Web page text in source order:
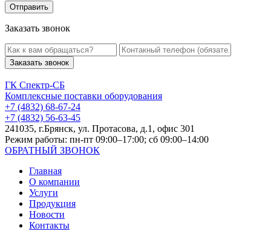
Заказать звонок
Заказать звонок
ГК Спектр-СБ
Комплексные поставки оборудования
+7 (4832) 68-67-24
+7 (4832) 56-63-45
241035, г.Брянск, ул. Протасова, д.1, офис 301
Режим работы: пн-пт 09:00–17:00; сб 09:00–14:00
ОБРАТНЫЙ ЗВОНОК
Главная
О компании
Услуги
Продукция
Новости
Контакты